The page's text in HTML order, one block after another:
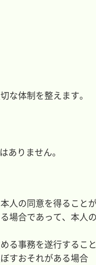
な体制を整えます。
ありません。
人の同意を得ること
場合であって、本人
る事務を遂行するこ
すおそれがある場合